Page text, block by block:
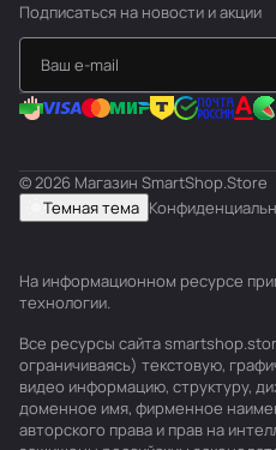
Подписаться на новости и акции
© 2026 Магазин SmartShop.Store
Темная тема
На информационном ресурсе
технологии.
Все ресурсы сайта
ограничиваясь) текстовую,
видео информацию, структуру,
доменное имя, фирменное
авторского права и прав на